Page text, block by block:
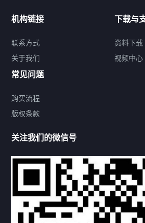
联系方式
热门标签
机构链接
联系方式 关于我们
下载与支持
资料下载 视频中心
机构链接
联系方式
关于我们
下载与
资料下载
视频中心
常见问题
购买流程
版权条款
关注我们的微信号